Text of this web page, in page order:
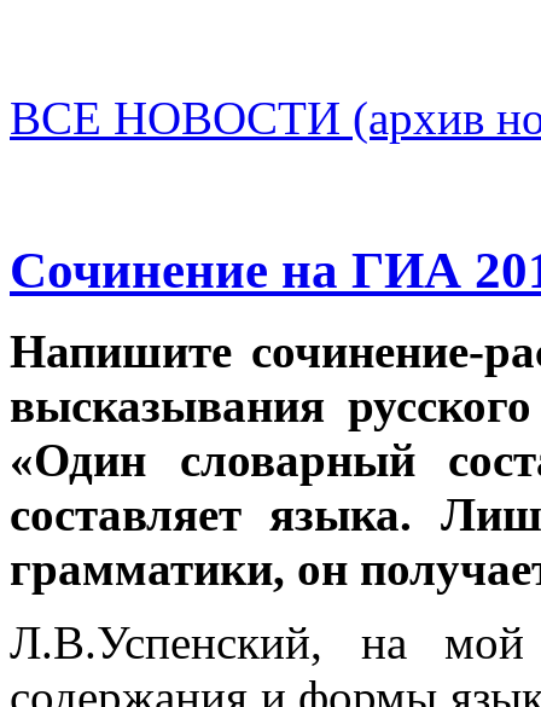
ВСЕ НОВОСТИ (архив
Сочинение на ГИА
Напишите сочинение-
высказывания
«Один словарный
составляет языка.
грамматики, он
Л.В.Успенский, на мой
содержания и формы